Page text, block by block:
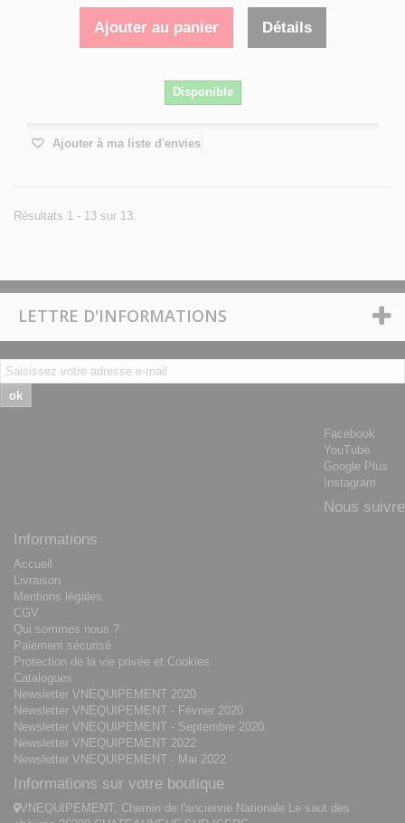
Ajouter au panier Détails
Disponible
Ajouter à ma liste d'envies
Résultats 1 - 13 sur 13.
LETTRE D'INFORMATIONS
ok
Facebook
YouTube
Google Plus
Instagram
Nous suivre
Informations
Accueil
Livraison
Mentions légales
CGV
Qui sommes nous ?
Paiement sécurisé
Protection de la vie privée et Cookies
Catalogues
Newsletter VNEQUIPEMENT 2020
Newsletter VNEQUIPEMENT - Février 2020
Newsletter VNEQUIPEMENT - Septembre 2020
Newsletter VNEQUIPEMENT 2022
Newsletter VNEQUIPEMENT - Mai 2022
Informations sur votre boutique
VNEQUIPEMENT, Chemin de l'ancienne Nationale Le saut des